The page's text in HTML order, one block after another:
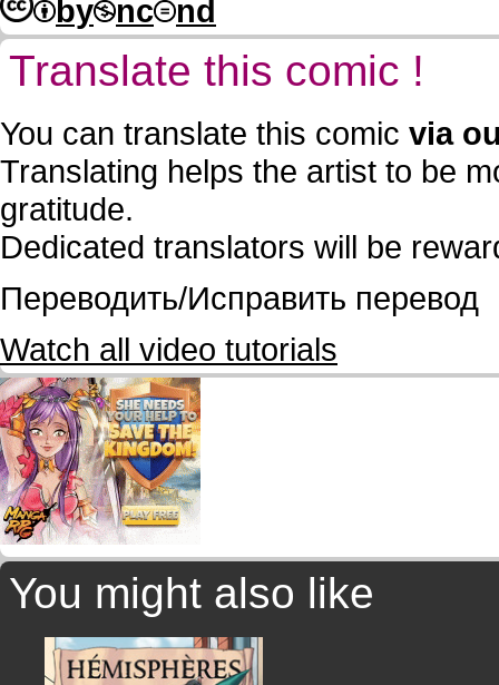
by nc nd
Translate this comic !
You can translate this comic via
Translating helps the artist to be
gratitude.
Dedicated translators will be
Переводить/Исправить перевод
Watch all video tutorials
You might also like